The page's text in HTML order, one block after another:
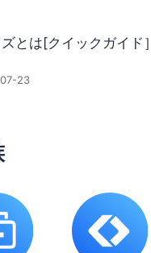
とは[クイックガイド］
23